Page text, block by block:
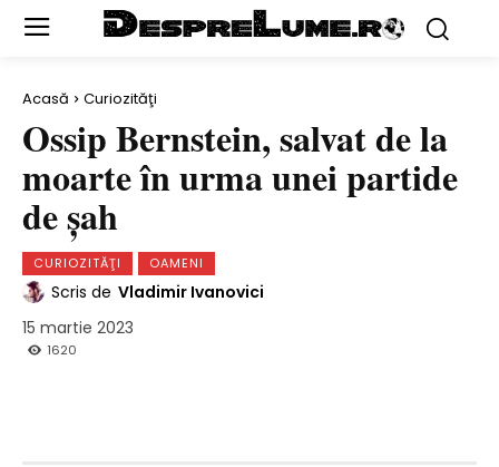
Acasă Curiozităţi
Ossip Bernstein, salvat de la
moarte în urma unei partide
de şah
CURIOZITĂŢI OAMENI
Scris de Vladimir Ivanovici
15 martie 2023
1620